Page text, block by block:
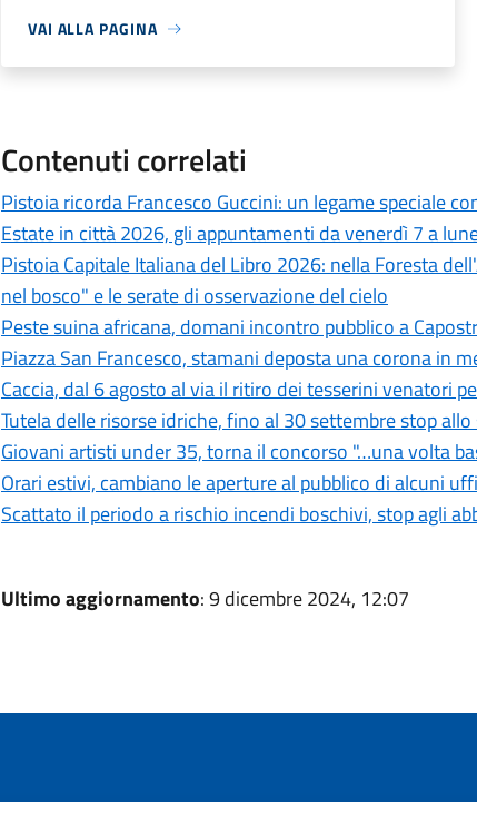
VAI ALLA PAGINA
Contenuti correlati
Pistoia ricorda Francesco Guccini: un legame speciale
Estate in città 2026, gli appuntamenti da venerdì 7 a
Pistoia Capitale Italiana del Libro 2026: nella Foresta
nel bosco" e le serate di osservazione del cielo
Peste suina africana, domani incontro pubblico a
Piazza San Francesco, stamani deposta una corona in
Caccia, dal 6 agosto al via il ritiro dei tesserini venatori
Tutela delle risorse idriche, fino al 30 settembre stop
Giovani artisti under 35, torna il concorso "…una volta
Orari estivi, cambiano le aperture al pubblico di alcuni
Scattato il periodo a rischio incendi boschivi, stop agli
Ultimo aggiornamento: 9 dicembre 2024, 12:07